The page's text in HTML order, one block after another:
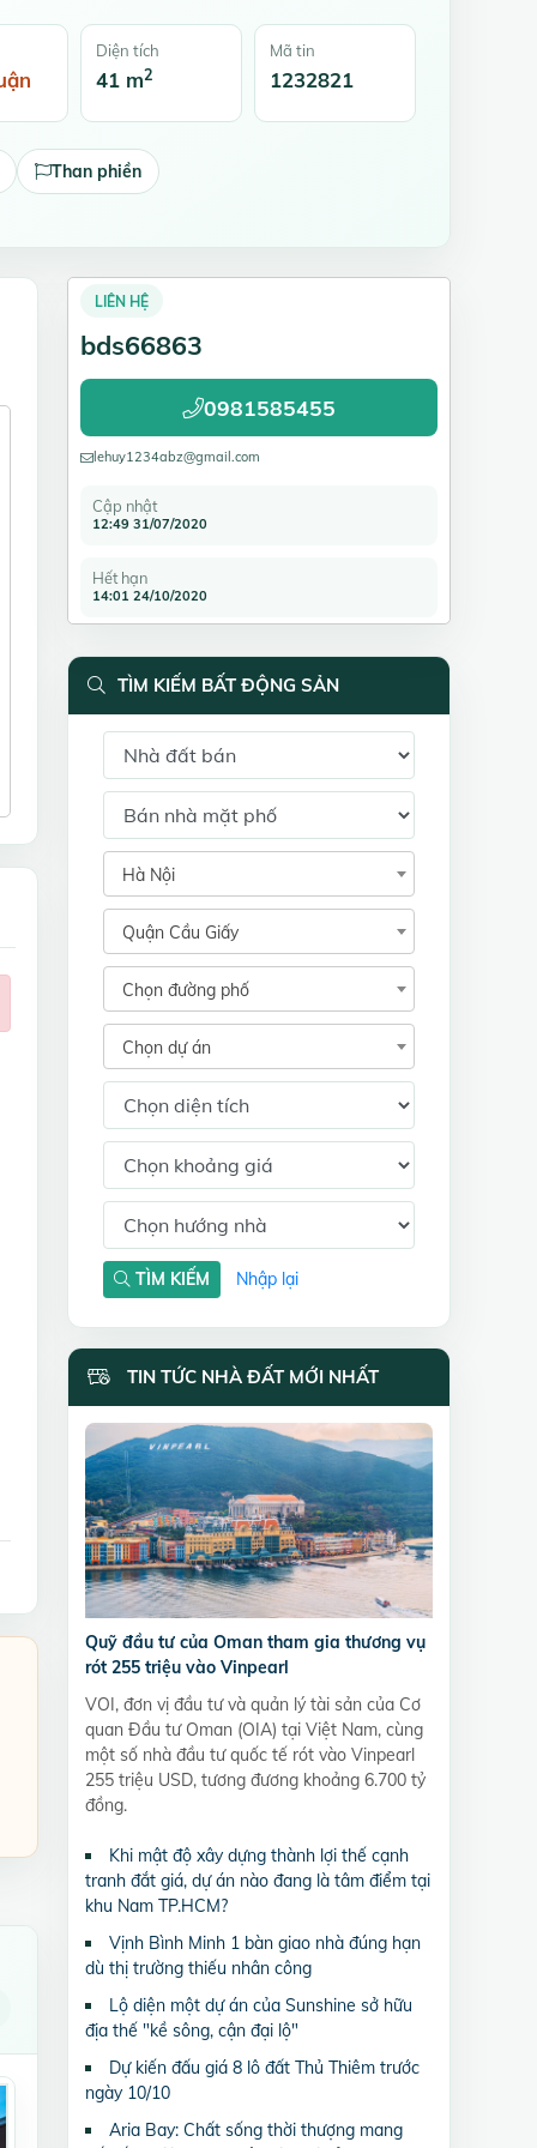
Diện tích
41 m2
Mã tin
1232821
Than phiền
LIÊN HỆ
bds66863
0981585455
lehuy1234abz@gmail.com
Cập nhật
12:49 31/07/2020
Hết hạn
14:01 24/10/2020
TÌM KIẾM BẤT ĐỘNG SẢN
Hà Nội
Quận Cầu Giấy
Chọn đường phố
Chọn dự án
TÌM KIẾM Nhập lại
TIN TỨC NHÀ ĐẤT MỚI NHẤT
Quỹ đầu tư của Oman tham gia thương vụ
rót 255 triệu vào Vinpearl
VOI, đơn vị đầu tư và quản lý tài sản của Cơ
quan Đầu tư Oman (OIA) tại Việt Nam, cùng
một số nhà đầu tư quốc tế rót vào Vinpearl
255 triệu USD, tương đương khoảng 6.700 tỷ
đồng.
Khi mật độ xây dựng thành lợi thế cạnh
tranh đắt giá, dự án nào đang là tâm điểm tại
khu Nam TP.HCM?
Vịnh Bình Minh 1 bàn giao nhà đúng hạn
dù thị trường thiếu nhân công
Lộ diện một dự án của Sunshine sở hữu
địa thế "kề sông, cận đại lộ"
Dự kiến đấu giá 8 lô đất Thủ Thiêm trước
ngày 10/10
Aria Bay: Chất sống thời thượng mang